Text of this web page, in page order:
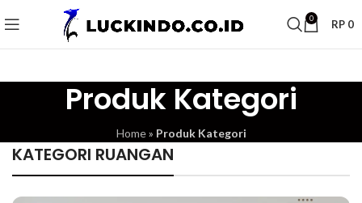
0 RP 0
Produk Kategori
Home» Produk Kategori
KATEGORI RUANGAN